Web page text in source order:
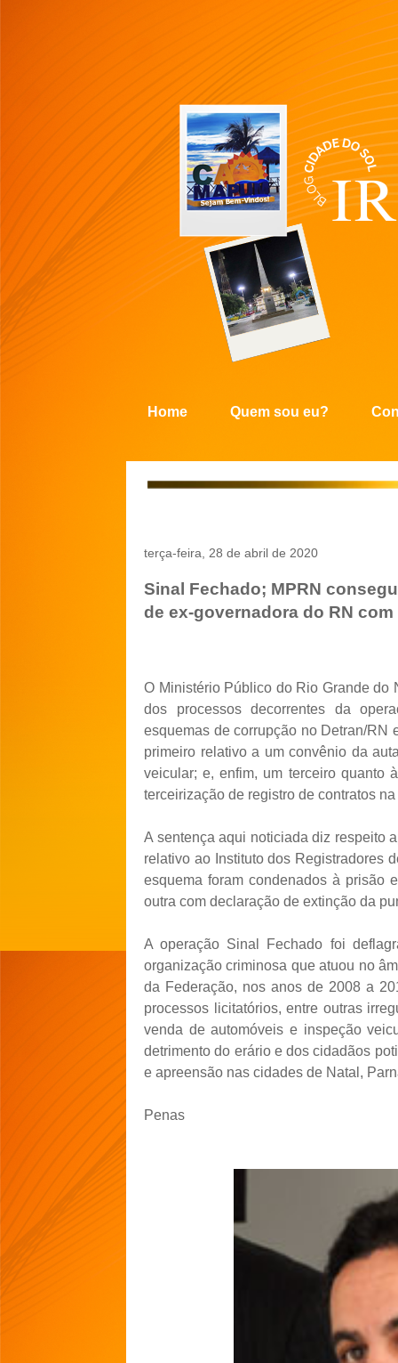
Home Quem sou eu?
terça-feira, 28 de abril de 2020
Sinal Fechado; MPRN
de ex-governadora do RN
O Ministério Público do Rio Grande do
dos processos decorrentes da
esquemas de corrupção no Detran/RN
primeiro relativo a um convênio da
veicular; e, enfim, um terceiro quanto
terceirização de registro de contratos
A sentença aqui noticiada diz respeito
relativo ao Instituto dos Registradores
esquema foram condenados à prisão
outra com declaração de extinção da
A operação Sinal Fechado foi
organização criminosa que atuou no
da Federação, nos anos de 2008 a
processos licitatórios, entre outras
venda de automóveis e inspeção
detrimento do erário e dos cidadãos
e apreensão nas cidades de Natal,
Penas